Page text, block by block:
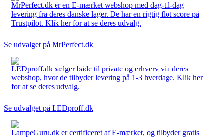
MrPerfect.dk er en E-mærket webshop med dag-til-dag
levering fra deres danske lager. De har en rigtig flot score på
Trustpilot. Klik her for at se deres udvalg.
Se udvalget på MrPerfect.dk
LEDproff.dk sælger både til private og erhverv via deres
webshop, hvor de tilbyder levering på 1-3 hverdage. Klik her
for at se deres udvalg.
Se udvalget på LEDproff.dk
LampeGuru.dk er certificeret af E-mærket, og tilbyder gratis